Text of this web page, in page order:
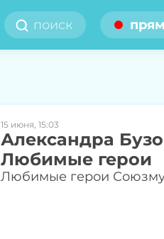
15 июня, 15:03
Александра
Любимые герои
Любимые герои